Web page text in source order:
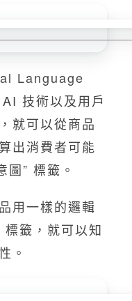
Language
技術以及用戶
就可以從商品
出消費者可能
圖” 標籤。
用一樣的邏輯
標籤，就可以知
。